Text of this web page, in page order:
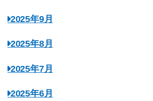
2025年9月
2025年8月
2025年7月
2025年6月